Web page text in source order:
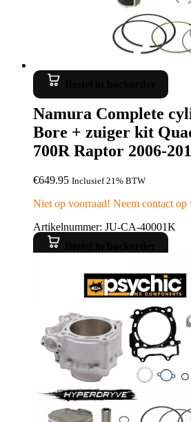
Namura Complete
Bore + zuiger kit
700R Raptor 2006-
€649.95 Inclusief 21% BTW
Niet op voorraad! Neem contact
Artikelnummer: JU-CA-40001K